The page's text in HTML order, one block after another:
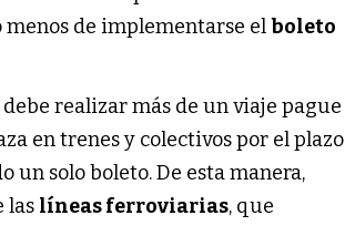
de implementarse elboleto
realizar más de un viaje pague
en trenes y colectivos por el plazo
un solo boleto. De esta manera,
las líneas ferroviarias, que